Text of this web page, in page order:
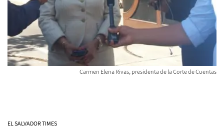
Carmen Elena Rivas, presidenta de la Corte de Cuentas
EL SALVADOR TIMES